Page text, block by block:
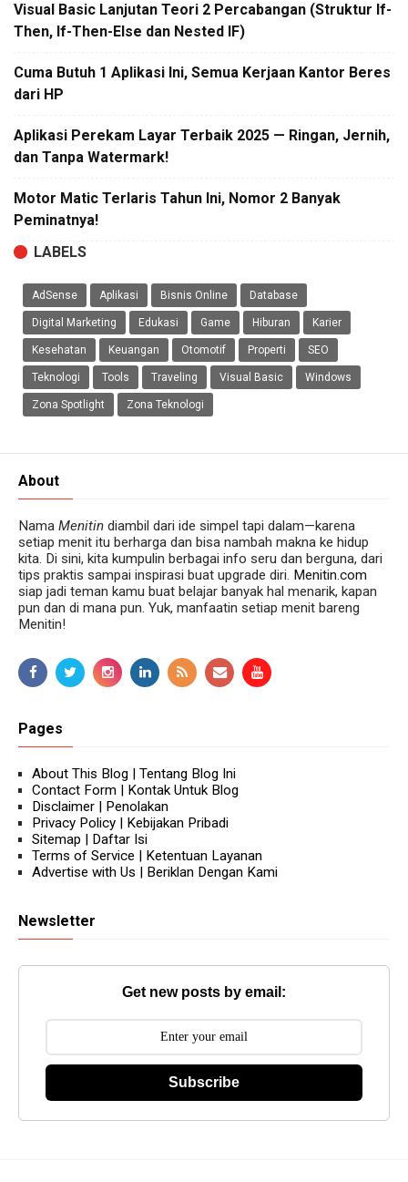
Visual Basic Lanjutan Teori 2 Percabangan (Struktur If-
Then, If-Then-Else dan Nested IF)
Cuma Butuh 1 Aplikasi Ini, Semua Kerjaan Kantor Beres
dari HP
Aplikasi Perekam Layar Terbaik 2025 — Ringan, Jernih,
dan Tanpa Watermark!
Motor Matic Terlaris Tahun Ini, Nomor 2 Banyak
Peminatnya!
LABELS
AdSense Aplikasi Bisnis Online Database
Digital Marketing Edukasi Game Hiburan Karier
Kesehatan Keuangan Otomotif Properti SEO
Teknologi Tools Traveling Visual Basic Windows
Zona Spotlight Zona Teknologi
About
Nama Menitin diambil dari ide simpel tapi dalam—karena
setiap menit itu berharga dan bisa nambah makna ke hidup
kita. Di sini, kita kumpulin berbagai info seru dan berguna, dari
tips praktis sampai inspirasi buat upgrade diri. Menitin.com
siap jadi teman kamu buat belajar banyak hal menarik, kapan
pun dan di mana pun. Yuk, manfaatin setiap menit bareng
Menitin!
Pages
About This Blog | Tentang Blog Ini
Contact Form | Kontak Untuk Blog
Disclaimer | Penolakan
Privacy Policy | Kebijakan Pribadi
Sitemap | Daftar Isi
Terms of Service | Ketentuan Layanan
Advertise with Us | Beriklan Dengan Kami
Newsletter
Get new posts by email:
Subscribe